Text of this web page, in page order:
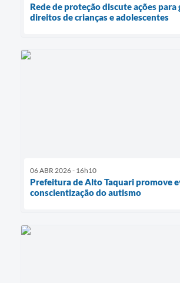
Rede de proteção discute ações
direitos de crianças e adolescentes
06 ABR 2026 - 16h10
Prefeitura de Alto Taquari promove
conscientização do autismo